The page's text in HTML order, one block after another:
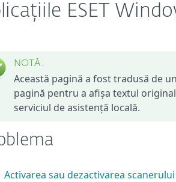
ESET
NOTĂ:
Această pagină a fost tradusă de
pagină pentru a afișa textul
serviciul de asistență locală.
Activarea sau dezactivarea